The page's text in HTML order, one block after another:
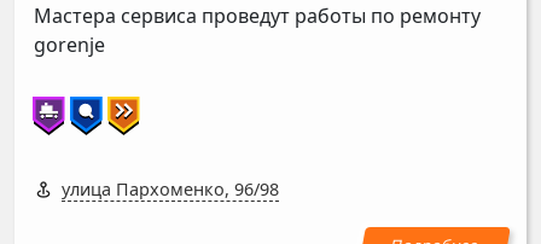
Мастера сервиса проведут работы по ремонту
gorenje
улица Пархоменко, 96/98